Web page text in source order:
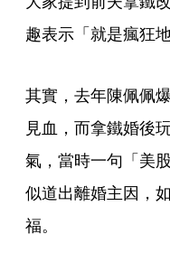
趣表示「就是瘋狂地
其實，去年陳佩佩
見血，而拿鐵婚後
氣，當時一句「美
似道出離婚主因，
福。